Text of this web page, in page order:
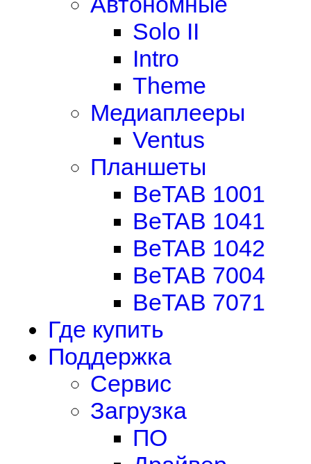
Solo II
Intro
Theme
Медиаплееры
Ventus
Планшеты
BeTAB 1001
BeTAB 1041
BeTAB 1042
BeTAB 7004
BeTAB 7071
Где купить
Поддержка
Сервис
Загрузка
ПО